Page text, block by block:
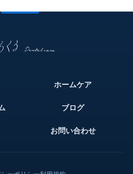
ホームケア
ブログ
お問い合わせ